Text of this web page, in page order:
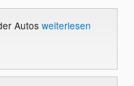
Autosweiterlesen